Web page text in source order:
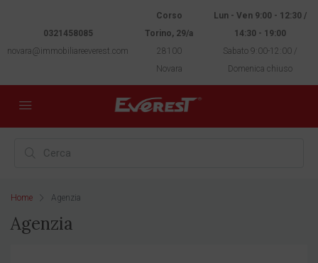
0321458085
novara@immobiliareeverest.com
Corso
Torino, 29/a
28100
Novara
Lun - Ven 9:00 - 12:30 /
14:30 - 19:00
Sabato 9:00-12:00 /
Domenica chiuso
Home Agenzia
Agenzia